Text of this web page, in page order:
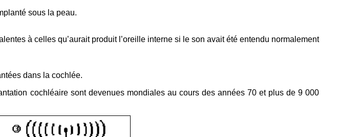
sous la peau.
à celles qu’aurait produit l’oreille interne si le son avait été entendu normalement
dans la cochlée.
cochléaire sont devenues mondiales au cours des années 70 et plus de 9 000